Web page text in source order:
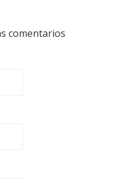
comentarios